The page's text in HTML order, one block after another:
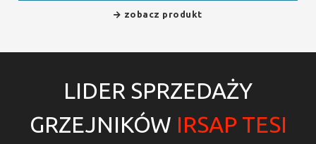
zobacz produkt
LIDER SPRZEDAŻY
GRZEJNIKÓW IRSAP TESI